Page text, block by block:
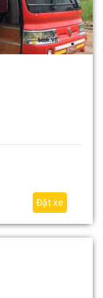
Đặt xe